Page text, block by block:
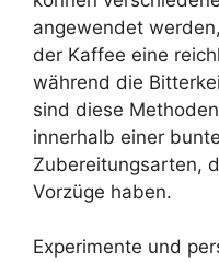
angewendet
der Kaffee eine
während die
sind diese
innerhalb einer
Zubereitungsarten,
Vorzüge haben.
Experimente und